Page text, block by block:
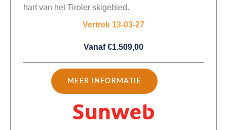
hart van het Tiroler skigebied.
Vertrek 13-03-27
Vanaf €1.509,00
MEER INFORMATIE